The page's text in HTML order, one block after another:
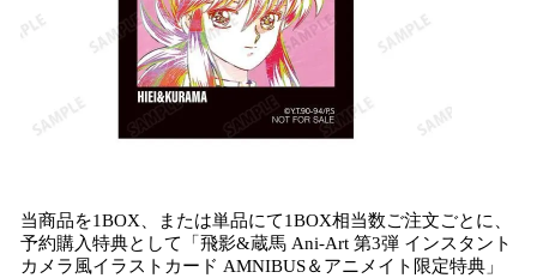
当商品を1BOX、または単品にて1BOX相当数ご注文ごとに、
予約購入特典として「飛影&蔵馬 Ani-Art 第3弾 インスタント
カメラ風イラストカード AMNIBUS＆アニメイト限定特典」